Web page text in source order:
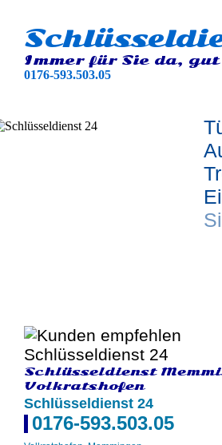
Immer für Sie da,
0176-593.503.05
Schlüsseldienst
Volkratshofen
Schlüsseldienst 24
0176-593.503.05